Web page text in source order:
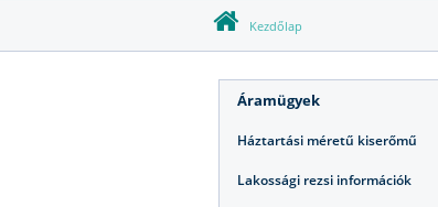
Kezdőlap
Áramügyek
Háztartási méretű kiserőmű
Lakossági rezsi információk